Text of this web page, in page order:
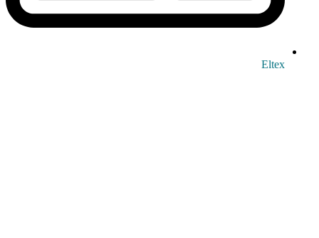
Eltex